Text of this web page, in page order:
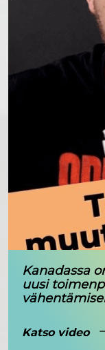
Kanadassa
uusi
Katso video